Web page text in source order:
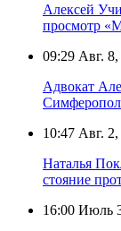
Алексей
просмотр
09:29 Авг.
Адвокат
10:47 Авг.
Наталья
стояние
16:00 Июль